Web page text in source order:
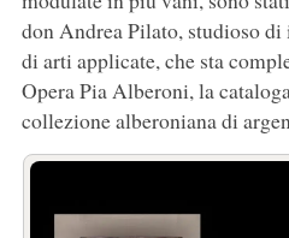
don Andrea Pilato, studioso di
di arti applicate, che sta
Opera Pia Alberoni, la
collezione alberoniana di